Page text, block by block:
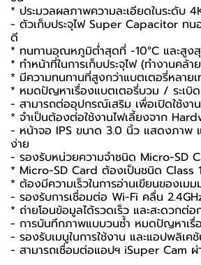
* ประมวลผลภาพความละเอียดในระดับ
- ตัวเก็บประจุไฟ Super Capacitor ทน
ดี
* ทนทานอุณหภูมิต่ำสุดที่ -10°C และสูง
* ทำหน้าที่ในการเก็บประจุไฟ (ทำงานคล้า
* มีความทนทานที่สูงกว่าแบตเตอรี่หลายเ
* หมดปัญหาเรื่องแบตเตอรี่บวม / ระเบิ
- สามารถต่ออุปกรณ์เสริม เพื่อเปิดใช้ง
* จำเป็นต้องต่อใช้งานไฟเลี้ยงจาก
- หน้าจอ IPS ขนาด 3.0 นิ้ว แสดงภาพ
ง่าย
- รองรับหน่วยความจำชนิด Micro-SD
* Micro-SD Card ต้องเป็นชนิด Class
* ต้องมีความเร็วในการอ่านเขียนของเม
- รองรับการเชื่อมต่อ Wi-Fi คลื่น
* ถ่ายโอนข้อมูลได้รวดเร็ว และสะดวกต่อ
- การบันทึกภาพแบบวนซ้ำ หมดปัญหาเรื่
- รองรับเมนูในการใช้งาน และแอปพลิเค
- สามารถเชื่อมต่อแอปฯ iSuper Cam